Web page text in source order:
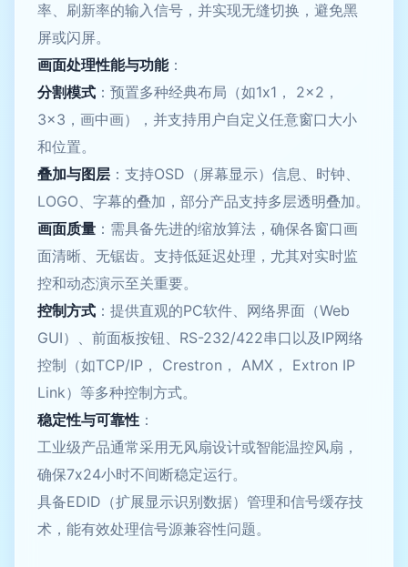
率、刷新率的输入信号，并实现无缝切换，避免黑
屏或闪屏。
画面处理性能与功能：
分割模式 ：预置多种经典布局（如1x1， 2x2，
3x3，画中画），并支持用户自定义任意窗口大小
和位置。
叠加与图层 ：支持OSD（屏幕显示）信息、时钟、
LOGO、字幕的叠加，部分产品支持多层透明叠加。
画面质量 ：需具备先进的缩放算法，确保各窗口画
面清晰、无锯齿。支持低延迟处理，尤其对实时监
控和动态演示至关重要。
控制方式 ：提供直观的PC软件、网络界面（Web
GUI）、前面板按钮、RS-232/422串口以及IP网络
控制（如TCP/IP， Crestron， AMX， Extron IP
Link）等多种控制方式。
稳定性与可靠性 ：
工业级产品通常采用无风扇设计或智能温控风扇，
确保7x24小时不间断稳定运行。
具备EDID（扩展显示识别数据）管理和信号缓存技
术，能有效处理信号源兼容性问题。